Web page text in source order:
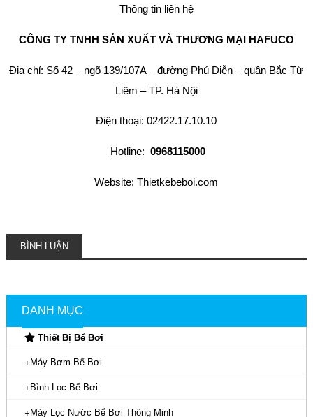
Thông tin liên hệ
CÔNG TY TNHH SẢN XUẤT VÀ THƯƠNG MẠI HAFUCO
Địa chỉ: Số 42 – ngõ 139/107A – đường Phú Diễn – quận Bắc Từ
Liêm – TP. Hà Nội
Điện thoại: 02422.17.10.10
Hotline: 0968115000
Website: Thietkebeboi.com
BÌNH LUẬN
DANH MỤC
Thiết Bị Bể Bơi
Máy Bơm Bể Bơi
Bình Lọc Bể Bơi
Máy Lọc Nước Bể Bơi Thông Minh